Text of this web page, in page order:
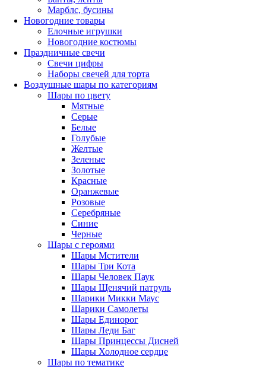
Марблс, бусины
Новогодние товары
Елочные игрушки
Новогодние костюмы
Праздничные свечи
Свечи цифры
Наборы свечей для торта
Воздушные шары по категориям
Шары по цвету
Мятные
Серые
Белые
Голубые
Желтые
Зеленые
Золотые
Красные
Оранжевые
Розовые
Серебряные
Синие
Черные
Шары с героями
Шары Мстители
Шары Три Кота
Шары Человек Паук
Шары Щенячий патруль
Шарики Микки Маус
Шарики Самолеты
Шары Единорог
Шары Леди Баг
Шары Принцессы Дисней
Шары Холодное сердце
Шары по тематике